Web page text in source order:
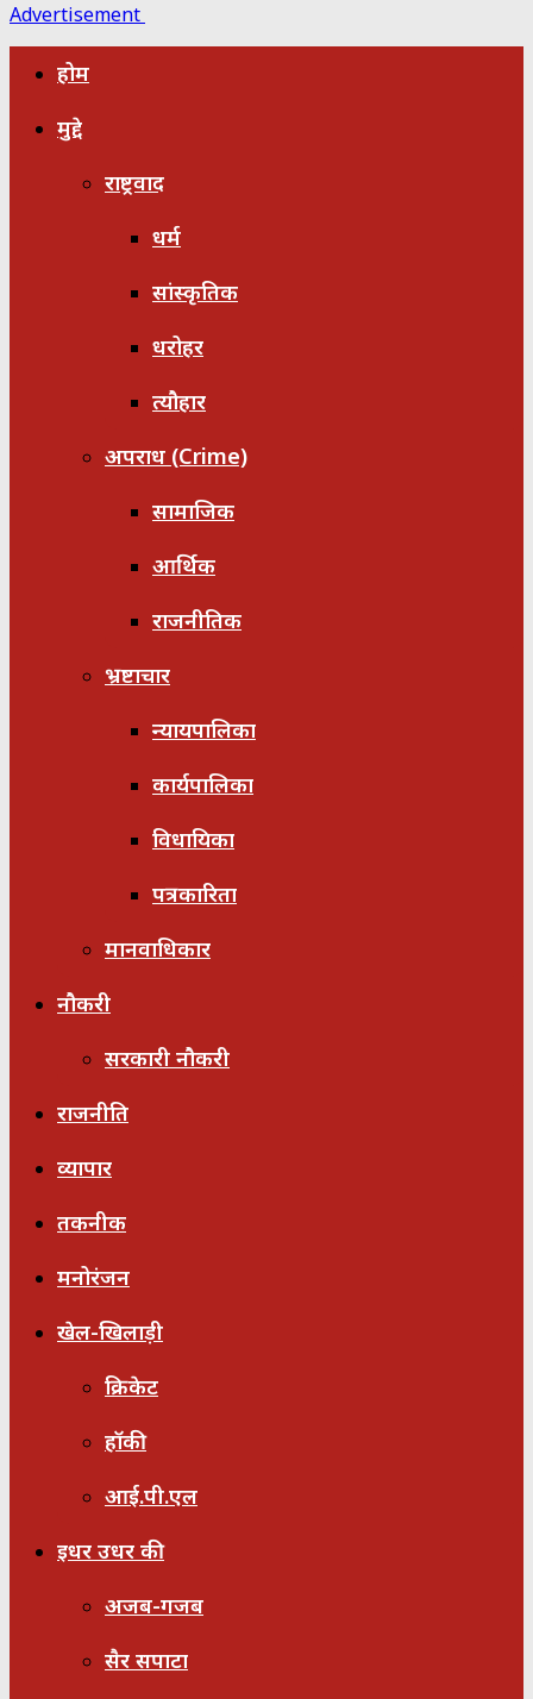
Advertisement
होम
मुद्दे
राष्ट्रवाद
धर्म
सांस्कृतिक
धरोहर
त्यौहार
अपराध (Crime)
सामाजिक
आर्थिक
राजनीतिक
भ्रष्टाचार
न्यायपालिका
कार्यपालिका
विधायिका
पत्रकारिता
मानवाधिकार
नौकरी
सरकारी नौकरी
राजनीति
व्यापार
तकनीक
मनोरंजन
खेल-खिलाड़ी
क्रिकेट
हॉकी
आई.पी.एल
इधर उधर की
अजब-गजब
सैर सपाटा